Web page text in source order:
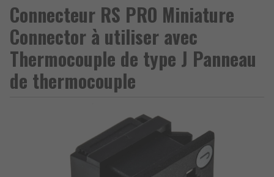
Connecteur RS PRO Miniature
Connector à utiliser avec
Thermocouple de type J Panneau
de thermocouple